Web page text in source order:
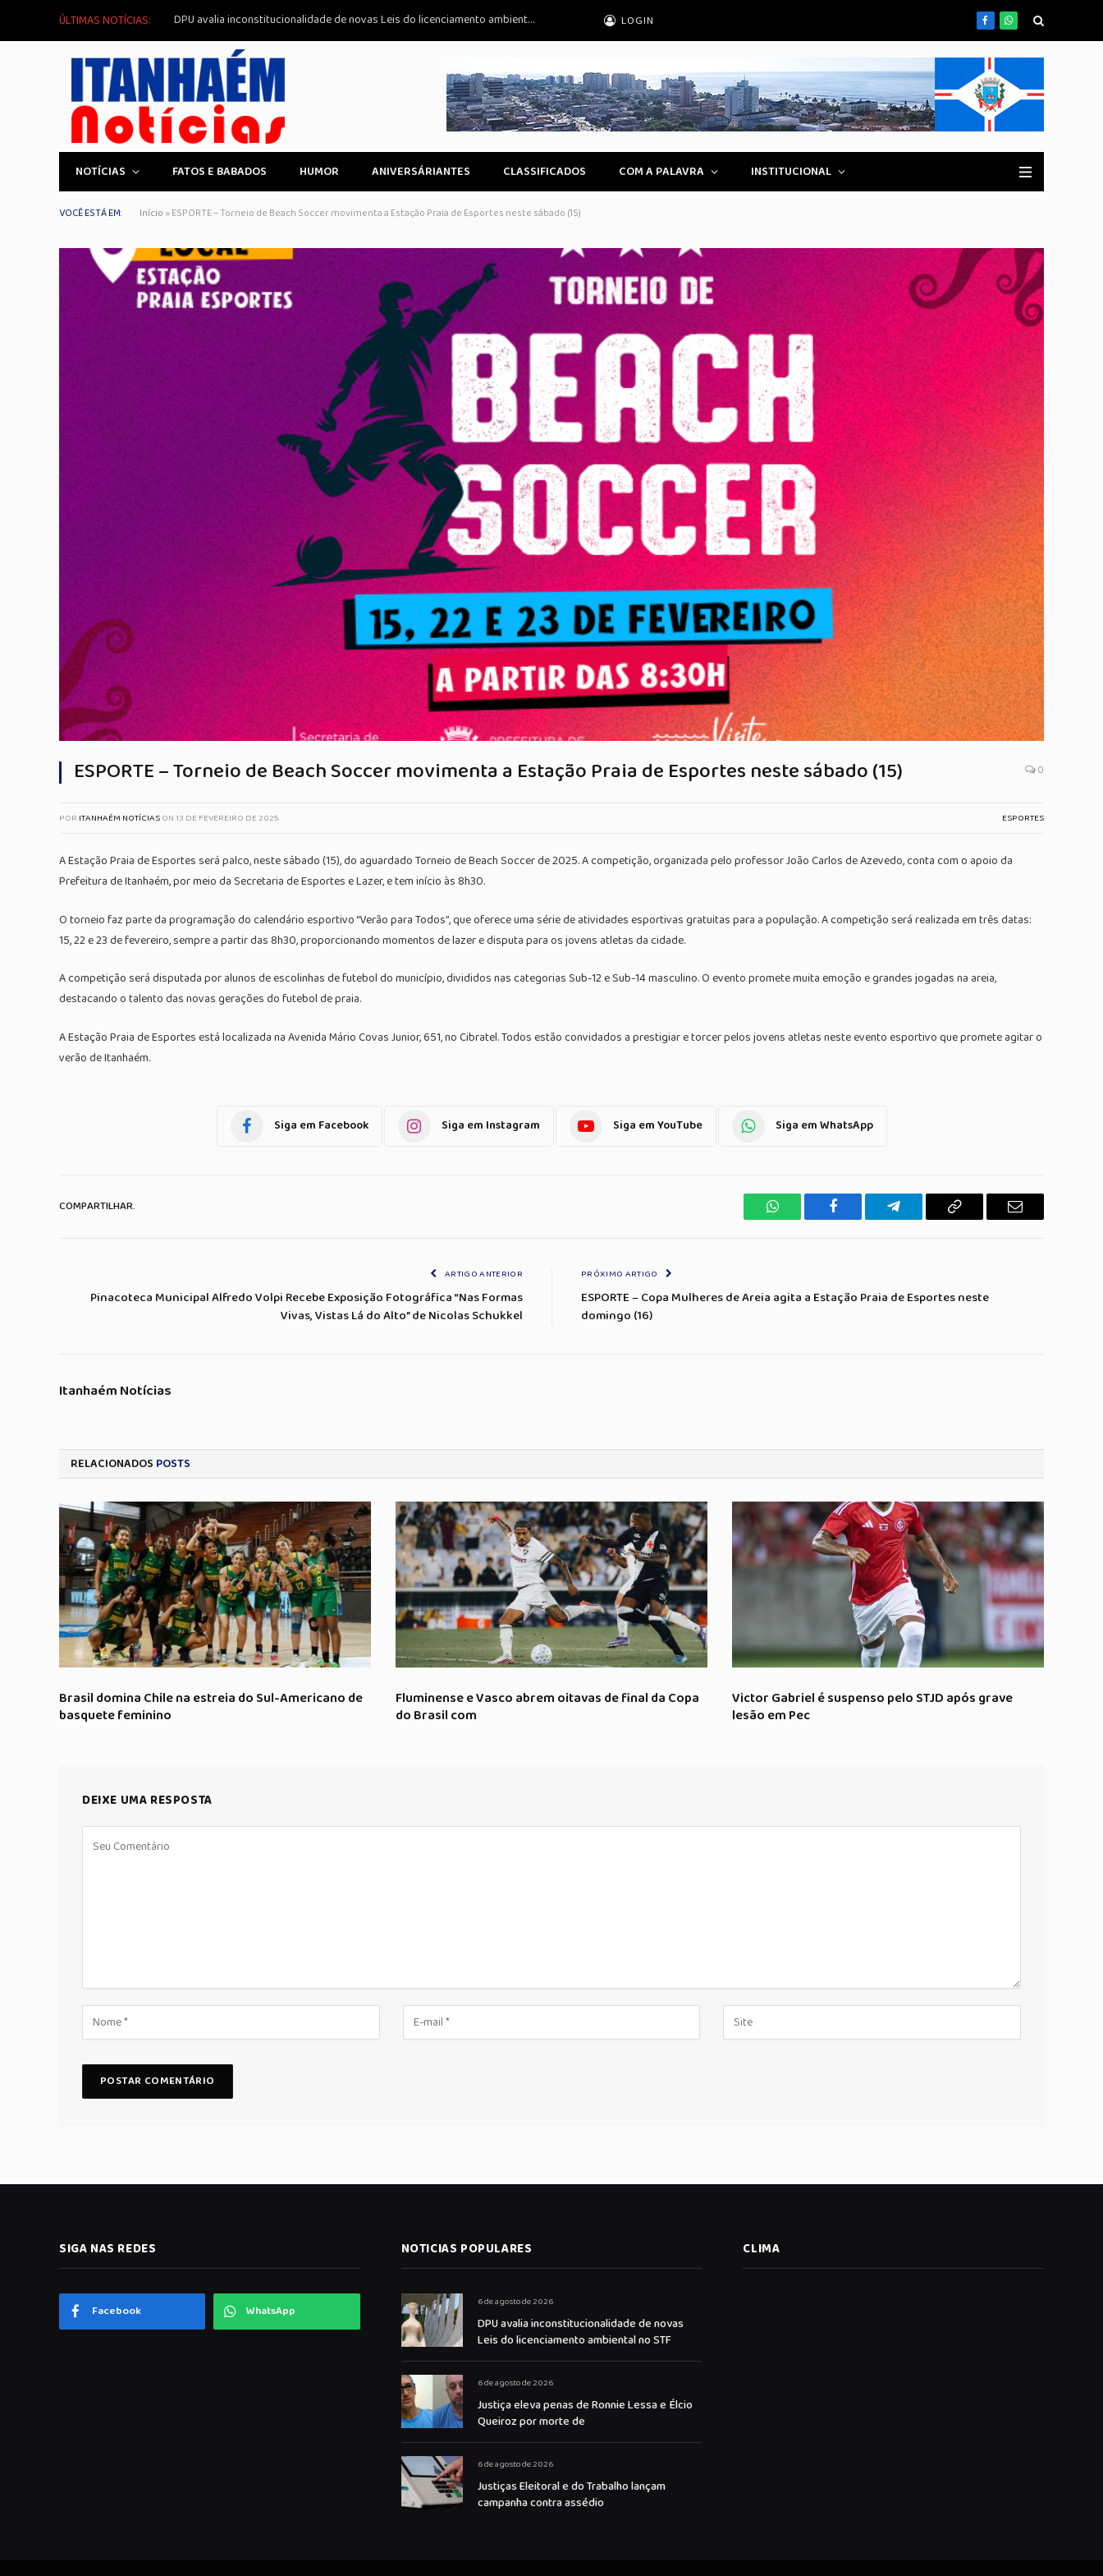
ÚLTIMAS NOTÍCIAS: DPU avalia inconstitucionalidade de novas Leis do licenciamento ambiental no STF LOGIN FacebookWhatsApp
NOTÍCIAS FATOS E BABADOS HUMOR ANIVERSÁRIANTES CLASSIFICADOS COM A PALAVRA INSTITUCIONAL
VOCÊ ESTÁ EM: Início »ESPORTE – Torneio de Beach Soccer movimenta a Estação Praia de Esportes neste sábado (15)
ESPORTE – Torneio de Beach Soccer movimenta a Estação Praia de Esportes neste sábado (15) 0
POR ITANHAÉM NOTÍCIASON13 DE FEVEREIRO DE 2025 ESPORTES
A Estação Praia de Esportes será palco, neste sábado (15), do aguardado Torneio de Beach Soccer de 2025. A competição, organizada pelo professor João Carlos de Azevedo, conta com o apoio da
Prefeitura de Itanhaém, por meio da Secretaria de Esportes e Lazer, e tem início às 8h30.
O torneio faz parte da programação do calendário esportivo “Verão para Todos”, que oferece uma série de atividades esportivas gratuitas para a população. A competição será realizada em três datas:
15, 22 e 23 de fevereiro, sempre a partir das 8h30, proporcionando momentos de lazer e disputa para os jovens atletas da cidade.
A competição será disputada por alunos de escolinhas de futebol do município, divididos nas categorias Sub-12 e Sub-14 masculino. O evento promete muita emoção e grandes jogadas na areia,
destacando o talento das novas gerações do futebol de praia.
A Estação Praia de Esportes está localizada na Avenida Mário Covas Junior, 651, no Cibratel. Todos estão convidados a prestigiar e torcer pelos jovens atletas neste evento esportivo que promete agitar o
verão de Itanhaém.
Siga em Facebook Siga em Instagram Siga em YouTube Siga em WhatsApp
COMPARTILHAR.
WhatsAppFacebook TelegramaCopiar
E-
ARTIGO ANTERIOR
Pinacoteca Municipal Alfredo Volpi Recebe Exposição Fotográfica “Nas Formas
Vivas, Vistas Lá do Alto” de Nicolas Schukkel
PRÓXIMO ARTIGO
ESPORTE – Copa Mulheres de Areia agita a Estação Praia de Esportes neste
domingo (16)
Itanhaém Notícias
RELACIONADOS POSTS
Brasil domina Chile na estreia do Sul-Americano de
basquete feminino
Fluminense e Vasco abrem oitavas de final da Copa
do Brasil com
Victor Gabriel é suspenso pelo STJD após grave
lesão em Pec
DEIXE UMA RESPOSTA
SIGA NAS REDES
Facebook WhatsApp
NOTICIAS POPULARES
6 de agosto de 2026
DPU avalia inconstitucionalidade de novas
Leis do licenciamento ambiental no STF
6 de agosto de 2026
Justiça eleva penas de Ronnie Lessa e Élcio
Queiroz por morte de
6 de agosto de 2026
Justiças Eleitoral e do Trabalho lançam
campanha contra assédio
CLIMA